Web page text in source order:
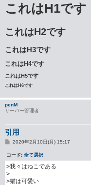
これはH1です
これはH2です
これはH3です
これはH4です
これはH5です
これはH6です
penM
サーバー管理者
引用
投
記
事
2020年2月10日(月) 15:17
コード: 全て選択
>我々はねこである
>
>猫は可愛い